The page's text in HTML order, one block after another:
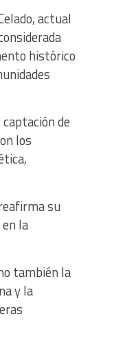
actual
histórico
de
los
su
la
también la
y la